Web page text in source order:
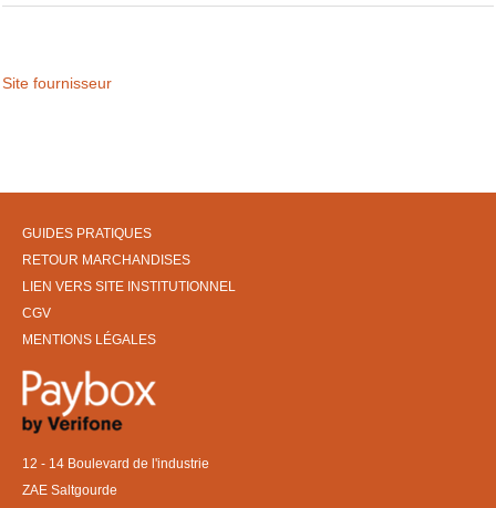
Site fournisseur
GUIDES PRATIQUES
RETOUR MARCHANDISES
LIEN VERS SITE INSTITUTIONNEL
CGV
MENTIONS LÉGALES
12 - 14 Boulevard de l'industrie
ZAE Saltgourde